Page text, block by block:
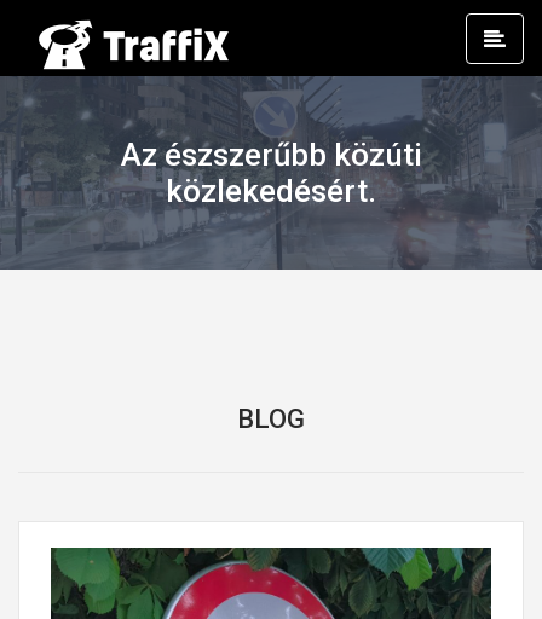
Az észszerűbb közúti
közlekedésért.
BLOG